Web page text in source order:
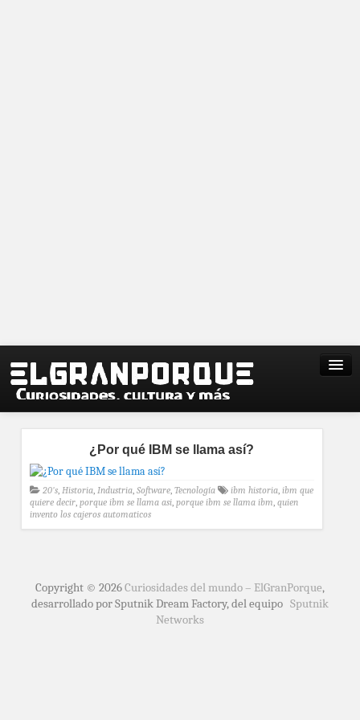
¿Por qué IBM se llama así?
20's, Historia, Industria, Software, Tecnología ibm historia, ibm que
quiere decir, porque ibm se llama asi, porque ibm se llama ibm, quien
invento los cajeros automaticos
Copyright © 2026Curiosidades del mundo – ElGranPorque,
desarrollado por Sputnik Dream Factory, del equipo Sputnik
Networks